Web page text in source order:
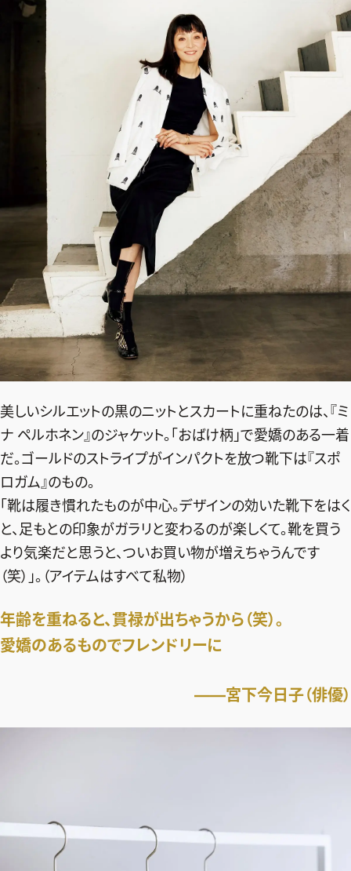
通販ランキング
デジタルカタログ
エクラプレミアム通販
インフォメーション
プレゼント
MAGAZINE
2026年9月号
最新号試し読み
定期購読
デジタル版
購入
SHOPPING
エクラプレミアム通販
そしてエクラの美意識を、SNSで発信しています。
美しいシルエットの黒のニットとスカートに重ねたのは、『ミ
ナ ペルホネン』のジャケット。「おばけ柄」で愛嬌のある一着
だ。ゴールドのストライプがインパクトを放つ靴下は『スポ
ロガム』のもの。
「靴は履き慣れたものが中心。デザインの効いた靴下をはく
と、足もとの印象がガラリと変わるのが楽しくて。靴を買う
より気楽だと思うと、ついお買い物が増えちゃうんです
（笑）」。（アイテムはすべて私物）
年齢を重ねると、貫禄が出ちゃうから（笑）。
愛嬌のあるものでフレンドリーに
――宮下今日子（俳優）